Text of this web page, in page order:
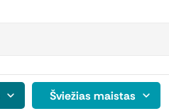
Šviežias maistas